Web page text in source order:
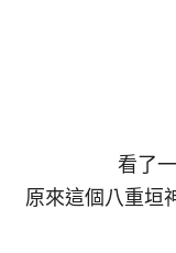
看了
原來這個八重垣